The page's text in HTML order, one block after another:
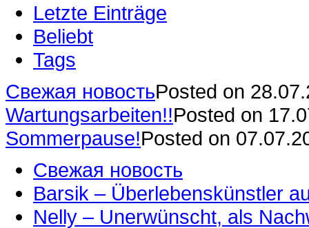
Letzte Einträge
Beliebt
Tags
Свежая новостьPosted on
Wartungsarbeiten!!Posted on
Sommerpause!Posted on
Свежая новость
Barsik – Überlebenskünstler
Nelly – Unerwünscht, als